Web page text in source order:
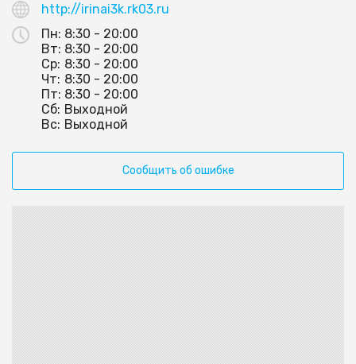
http://irinai3k.rk03.ru
Пн: 8:30 - 20:00
Вт: 8:30 - 20:00
Ср: 8:30 - 20:00
Чт: 8:30 - 20:00
Пт: 8:30 - 20:00
Сб: Выходной
Вс: Выходной
Сообщить об ошибке